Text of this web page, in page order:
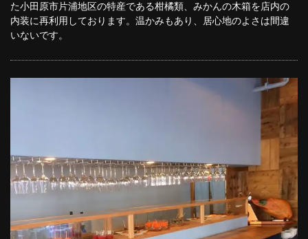
た小田原市片浦地区の特産である柑橘類、みかんの木箱を店内の
内装に再利用しております。温かみもあり、居心地のよさは間違
いないです。
この店舗情報をシェアする
神奈川県小田原市栄町２－１０－１２－１Ｆ
https://elborracho.owst.jp/
閉じる